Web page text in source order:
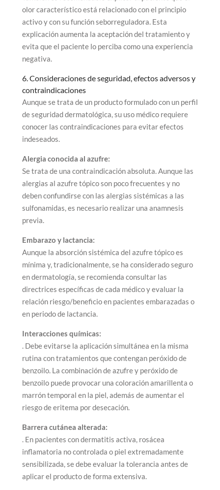
olor característico está relacionado con el principio
activo y con su función seborreguladora. Esta
explicación aumenta la aceptación del tratamiento y
evita que el paciente lo perciba como una experiencia
negativa.
6. Consideraciones de seguridad, efectos adversos y
contraindicaciones
Aunque se trata de un producto formulado con un perfil
de seguridad dermatológica, su uso médico requiere
conocer las contraindicaciones para evitar efectos
indeseados.
Alergia conocida al azufre:
Se trata de una contraindicación absoluta. Aunque las
alergias al azufre tópico son poco frecuentes y no
deben confundirse con las alergias sistémicas a las
sulfonamidas, es necesario realizar una anamnesis
previa.
Embarazo y lactancia:
Aunque la absorción sistémica del azufre tópico es
mínima y, tradicionalmente, se ha considerado seguro
en dermatología, se recomienda consultar las
directrices específicas de cada médico y evaluar la
relación riesgo/beneficio en pacientes embarazadas o
en periodo de lactancia.
Interacciones químicas:
. Debe evitarse la aplicación simultánea en la misma
rutina con tratamientos que contengan peróxido de
benzoilo. La combinación de azufre y peróxido de
benzoilo puede provocar una coloración amarillenta o
marrón temporal en la piel, además de aumentar el
riesgo de eritema por desecación.
Barrera cutánea alterada:
. En pacientes con dermatitis activa, rosácea
inflamatoria no controlada o piel extremadamente
sensibilizada, se debe evaluar la tolerancia antes de
aplicar el producto de forma extensiva.